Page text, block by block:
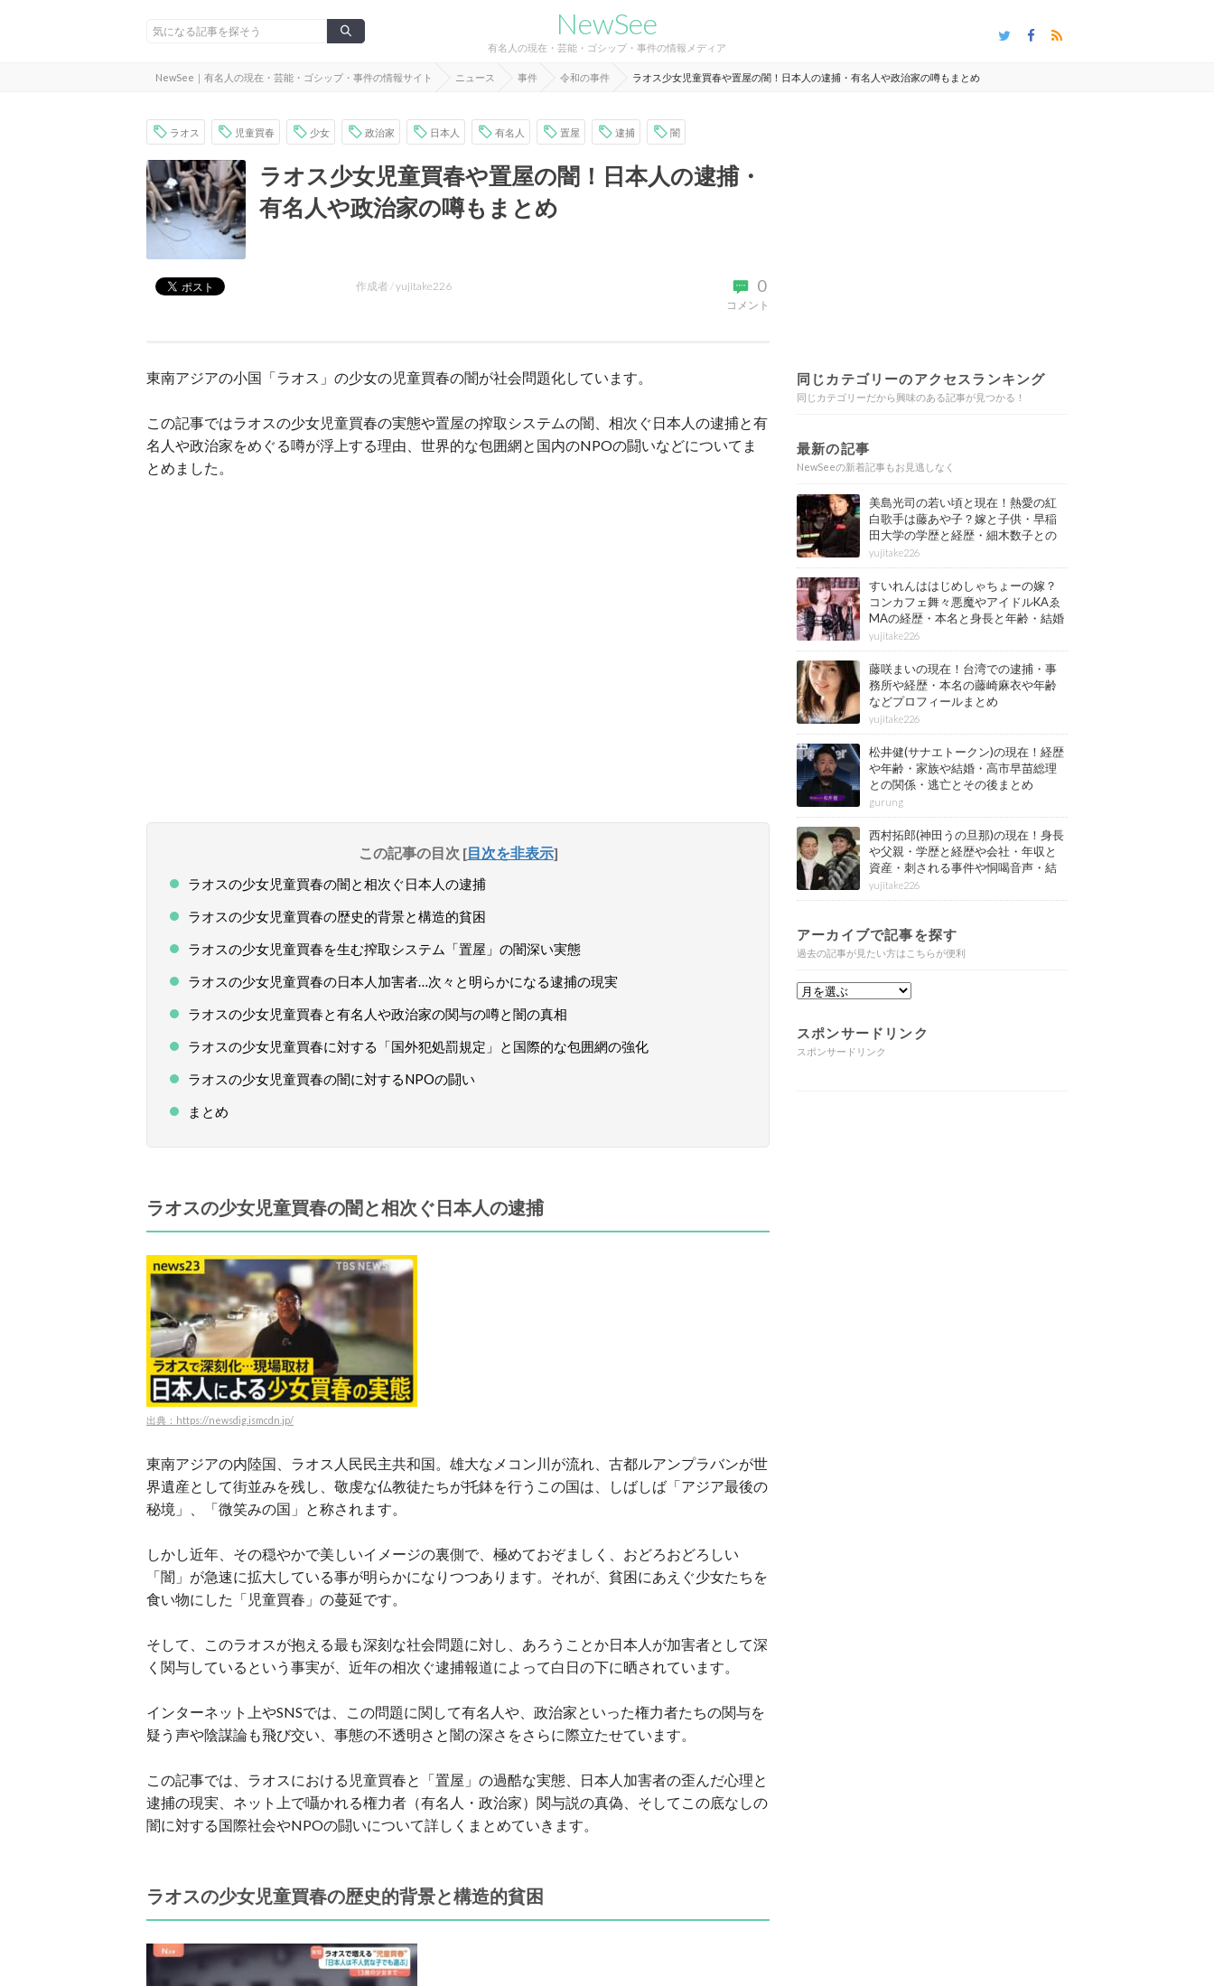
NewSee
有名人の現在・芸能・ゴシップ・事件の情報メディア
NewSee｜有名人の現在・芸能・ゴシップ・事件の情報サイト ニュース 事件 令和の事件 ラオス少女児童買春や置屋の闇！日本人の逮捕・有名人や政治家の噂もまとめ
ラオス 児童買春 少女 政治家 日本人 有名人 置屋 逮捕 闇
ラオス少女児童買春や置屋の闇！日本人の逮捕・
有名人や政治家の噂もまとめ
0
コメント
作成者 /yujitake226
東南アジアの小国「ラオス」の少女の児童買春の闇が社会問題化しています。
この記事ではラオスの少女児童買春の実態や置屋の搾取システムの闇、相次ぐ日本人の逮捕と有
名人や政治家をめぐる噂が浮上する理由、世界的な包囲網と国内のNPOの闘いなどについてま
とめました。
この記事の目次 [目次を非表示]
ラオスの少女児童買春の闇と相次ぐ日本人の逮捕
ラオスの少女児童買春の歴史的背景と構造的貧困
ラオスの少女児童買春を生む搾取システム「置屋」の闇深い実態
ラオスの少女児童買春の日本人加害者…次々と明らかになる逮捕の現実
ラオスの少女児童買春と有名人や政治家の関与の噂と闇の真相
ラオスの少女児童買春に対する「国外犯処罰規定」と国際的な包囲網の強化
ラオスの少女児童買春の闇に対するNPOの闘い
まとめ
ラオスの少女児童買春の闇と相次ぐ日本人の逮捕
出典：https://newsdig.ismcdn.jp/
東南アジアの内陸国、ラオス人民民主共和国。雄大なメコン川が流れ、古都ルアンプラバンが世
界遺産として街並みを残し、敬虔な仏教徒たちが托鉢を行うこの国は、しばしば「アジア最後の
秘境」、「微笑みの国」と称されます。
しかし近年、その穏やかで美しいイメージの裏側で、極めておぞましく、おどろおどろしい
「闇」が急速に拡大している事が明らかになりつつあります。それが、貧困にあえぐ少女たちを
食い物にした「児童買春」の蔓延です。
そして、このラオスが抱える最も深刻な社会問題に対し、あろうことか日本人が加害者として深
く関与しているという事実が、近年の相次ぐ逮捕報道によって白日の下に晒されています。
インターネット上やSNSでは、この問題に関して有名人や、政治家といった権力者たちの関与を
疑う声や陰謀論も飛び交い、事態の不透明さと闇の深さをさらに際立たせています。
この記事では、ラオスにおける児童買春と「置屋」の過酷な実態、日本人加害者の歪んだ心理と
逮捕の現実、ネット上で囁かれる権力者（有名人・政治家）関与説の真偽、そしてこの底なしの
闇に対する国際社会やNPOの闘いについて詳しくまとめていきます。
ラオスの少女児童買春の歴史的背景と構造的貧困
同じカテゴリーのアクセスランキング
同じカテゴリーだから興味のある記事が見つかる！
最新の記事
NewSeeの新着記事もお見逃しなく
美島光司の若い頃と現在！熱愛の紅
白歌手は藤あや子？嫁と子供・早稲
田大学の学歴と経歴・細木数子との
確執もまとめ
yujitake226
すいれんははじめしゃちょーの嫁？
コンカフェ舞々悪魔やアイドルKAゑ
MAの経歴・本名と身長と年齢・結婚
情報もまとめ
yujitake226
藤咲まいの現在！台湾での逮捕・事
務所や経歴・本名の藤崎麻衣や年齢
などプロフィールまとめ
yujitake226
松井健(サナエトークン)の現在！経歴
や年齢・家族や結婚・高市早苗総理
との関係・逃亡とその後まとめ
gurung
西村拓郎(神田うの旦那)の現在！身長
や父親・学歴と経歴や会社・年収と
資産・刺される事件や恫喝音声・結
婚と子供や自宅・脳梗塞の病気もま
とめ
yujitake226
アーカイブで記事を探す
過去の記事が見たい方はこちらが便利
スポンサードリンク
スポンサードリンク